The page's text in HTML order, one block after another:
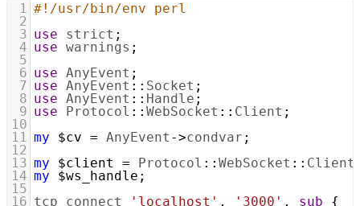
1 #!/usr/bin/env perl
2
3 use strict ;
4 use warnings ;
5
6 use AnyEvent ;
7 use AnyEvent :: Socket ;
8 use AnyEvent :: Handle ;
9 use Protocol :: WebSocket :: Client ;
10
11 my $cv = AnyEvent ->condvar ;
12
13 my $client = Protocol :: WebSocket :: Client
14 my $ws_handle ;
15
16 tcp_connect 'localhost' , '3000' , sub {